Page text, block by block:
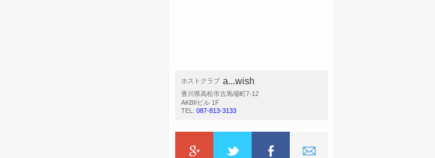
ホストクラブ a...wish
香川県高松市古馬場町7-12
AKBIIビル 1F
TEL: 087-813-3133